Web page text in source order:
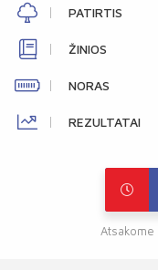
PATIRTIS
ŽINIOS
NORAS
REZULTATAI
Atsakome